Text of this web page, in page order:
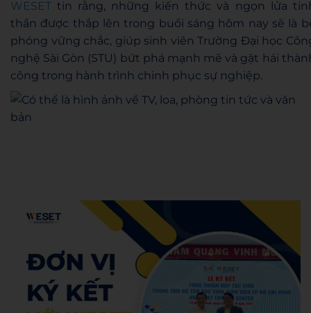
WESET tin rằng, những kiến thức và ngọn lửa
thần được thắp lên trong buổi sáng hôm nay sẽ là
phóng vững chắc, giúp sinh viên Trường Đại học
nghệ Sài Gòn (STU) bứt phá mạnh mẽ và gặt hái
công trong hành trình chinh phục sự nghiệp.